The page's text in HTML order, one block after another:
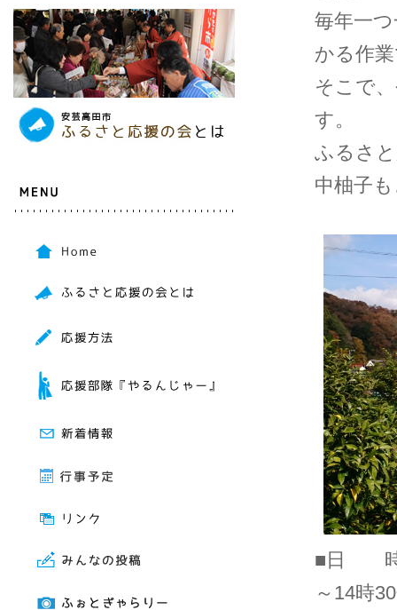
毎年一
かる作
そこで
す。
ふるさ
中柚子
■日
～14時